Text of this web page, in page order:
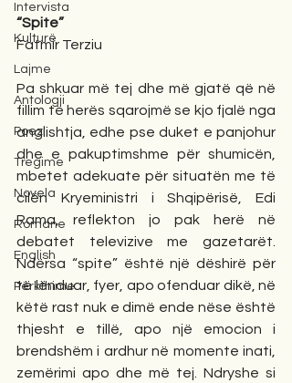
Intervista
Kulturë
Lajme
Antologji
Poezi
Tregime
Novela
Romane
English
Përkthime
“Spite”
Fatmir Terziu
Pa shkuar më tej dhe më gjatë që në
fillim të herës sqarojmë se kjo fjalë nga
anglishtja, edhe pse duket e panjohur
dhe e pakuptimshme për shumicën,
mbetet adekuate për situatën me të
cilën Kryeministri i Shqipërisë, Edi
Rama, reflekton jo pak herë në
debatet televizive me gazetarët.
Ndërsa “spite” është një dëshirë për
të lënduar, fyer, apo ofenduar dikë, në
këtë rast nuk e dimë ende nëse është
thjesht e tillë, apo një emocion i
brendshëm i ardhur në momente inati,
zemërimi apo dhe më tej. Ndryshe si